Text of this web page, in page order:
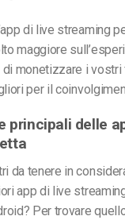
di live streaming
maggiore
di monetizzare i
per il
principali delle
da tenere in
app di live
? Per trovare